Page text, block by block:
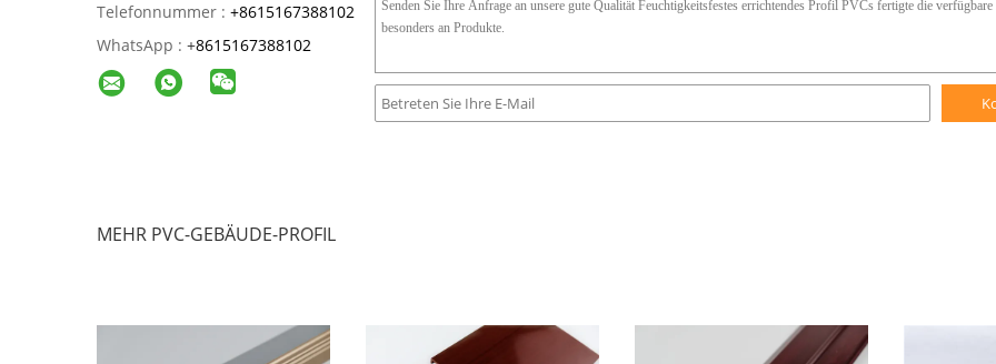
Telefonnummer : +8615167388102
WhatsApp : +8615167388102
MEHR PVC-GEBÄUDE-PROFIL